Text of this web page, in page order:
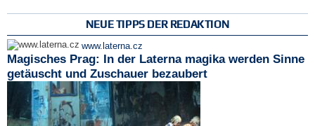
NEUE TIPPS DER REDAKTION
www.laterna.cz
Magisches Prag: In der Laterna magika werden Sinne
getäuscht und Zuschauer bezaubert